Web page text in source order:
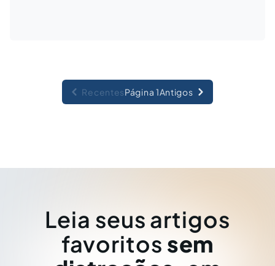
RecentesPágina 1Antigos
Leia seus artigos
favoritos sem